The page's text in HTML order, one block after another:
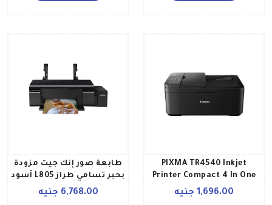
PIXMA TR4540 Inkjet
Printer Compact 4 In One
for Home Office Use 20
1,696.00 جنيه
طابعة صور إنك جيت مزودة
بحبر تسامي طراز L805 أسود
6,768.00 جنيه